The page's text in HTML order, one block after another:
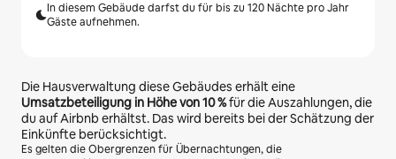
In diesem Gebäude darfst du für bis zu 120 Nächte pro Jahr
Gäste aufnehmen.
Die Hausverwaltung diese Gebäudes erhält eine
Umsatzbeteiligung in Höhe von10 %für die Auszahlungen, die
du auf Airbnb erhältst. Das wird bereits bei der Schätzung der
Einkünfte berücksichtigt.
Es gelten die Obergrenzen für Übernachtungen, die